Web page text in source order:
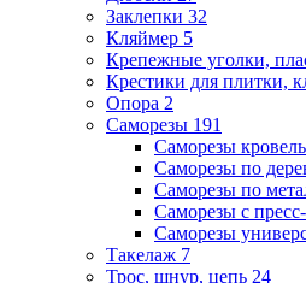
Заклепки 32
Кляймер 5
Крепежные уголки,
Крестики для плитки,
Опора 2
Саморезы 191
Саморезы
Саморезы по
Саморезы по
Саморезы с
Саморезы
Такелаж 7
Трос, шнур, цепь 24